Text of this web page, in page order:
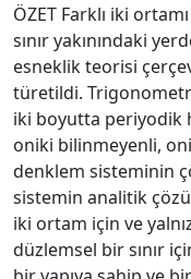
ÖZET Farklı iki
sınır yakınındaki
esneklik teorisi
türetildi.
iki boyutta periyodik
oniki bilinmeyenli,
denklem sisteminin
sistemin analitik
iki ortam için ve
düzlemsel bir sınır